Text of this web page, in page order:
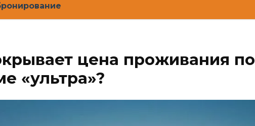
цена проживания по
«ультра»?